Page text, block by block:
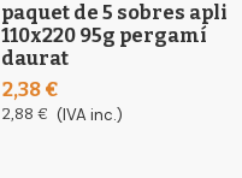
paquet de 5 sobres apli
110x220 95g pergamí
daurat
2,38 €
2,88 € (IVA inc.)